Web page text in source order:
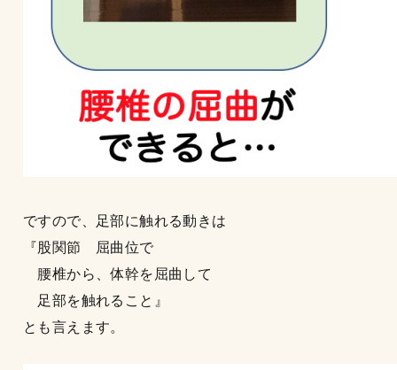
ですので、足部に触れる動きは
『股関節 屈曲位で
腰椎から、体幹を屈曲して
足部を触れること』
とも言えます。